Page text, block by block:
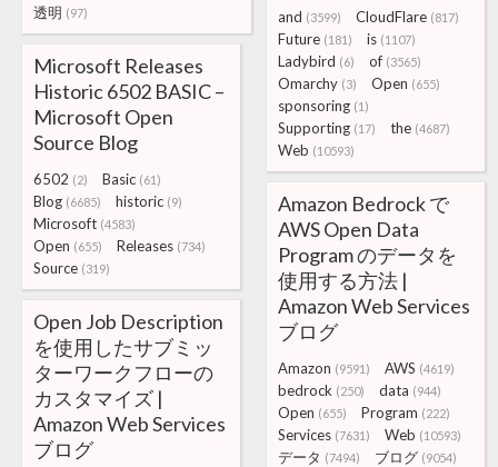
透明 (97) and (3599) CloudFlare (817)
Future (181) is (1107)
Ladybird (6) of (3565)
Omarchy (3) Open (655)
sponsoring (1)
Supporting (17) the (4687)
Web (10593)
Microsoft Releases
Historic 6502 BASIC –
Microsoft Open
Source Blog
6502 (2) Basic (61)
Blog (6685) historic (9)
Microsoft (4583)
Open (655) Releases (734)
Source (319)
Amazon Bedrock で
AWS Open Data
Program のデータを
使用する方法 |
Amazon Web Services
ブログ
Amazon (9591) AWS (4619)
bedrock (250) data (944)
Open (655) Program (222)
Services (7631) Web (10593)
データ (7494) ブログ (9054)
Open Job Description
を使用したサブミッ
ターワークフローの
カスタマイズ |
Amazon Web Services
ブログ